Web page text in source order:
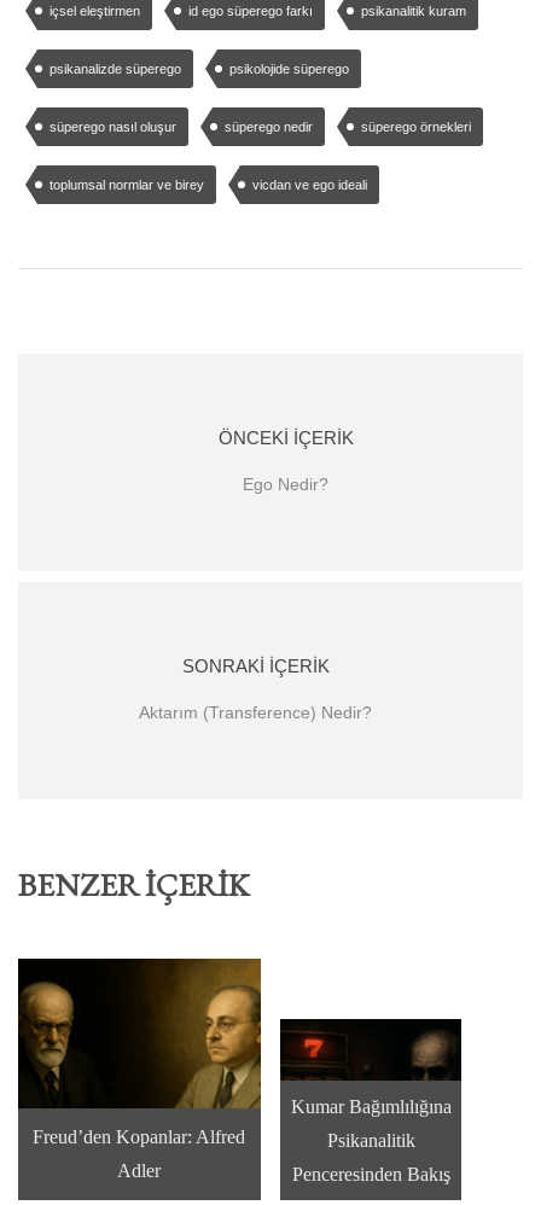
içsel eleştirmen id ego süperego farkı psikanalitik kuram
psikanalizde süperego psikolojide süperego
süperego nasıl oluşur süperego nedir süperego örnekleri
toplumsal normlar ve birey vicdan ve ego ideali
ÖNCEKI İÇERIK
Ego Nedir?
SONRAKI İÇERIK
Aktarım (Transference) Nedir?
BENZER İÇERIK
Freud’den Kopanlar: Alfred
Adler
Kumar Bağımlılığına
Psikanalitik
Penceresinden Bakış